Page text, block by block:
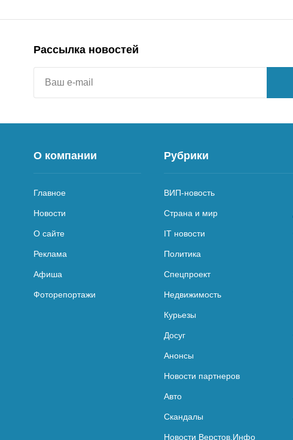
Рассылка новостей
О компании
Главное
Новости
О сайте
Реклама
Афиша
Фоторепортажи
Рубрики
ВИП-новость
Страна и мир
IT новости
Политика
Спецпроект
Недвижимость
Курьезы
Досуг
Анонсы
Новости партнеров
Авто
Скандалы
Новости Верстов.Инфо